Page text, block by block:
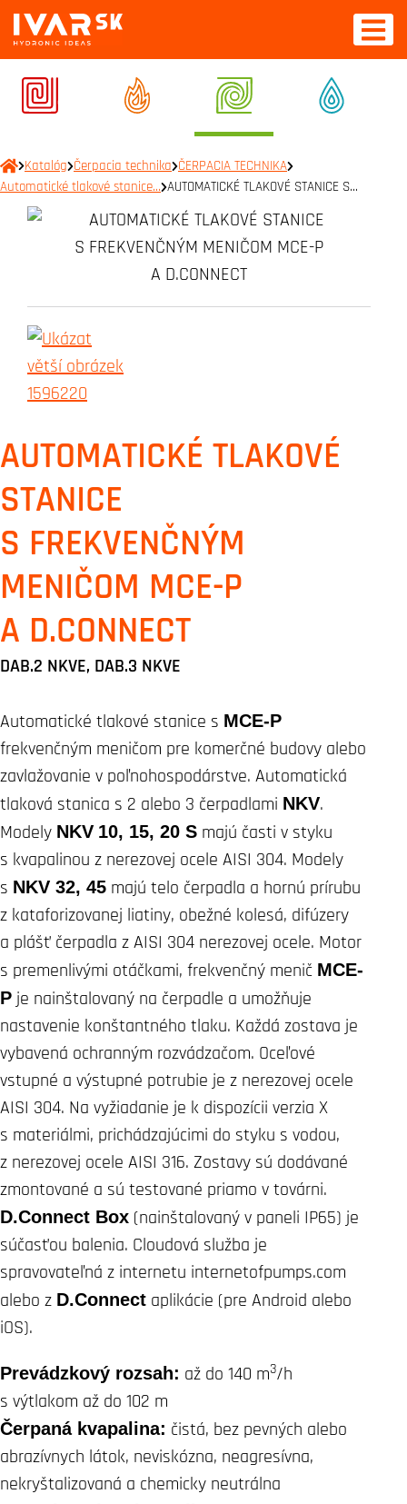
Katalóg Čerpacia technika ČERPACIA TECHNIKA
Automatické tlakové stanice… AUTOMATICKÉ TLAKOVÉ STANICE S…
AUTOMATICKÉ TLAKOVÉ
STANICE
S FREKVENČNÝM
MENIČOM MCE-P
A D.CONNECT
DAB.2 NKVE, DAB.3 NKVE
Automatické tlakové stanice s MCE-P
frekvenčným meničom pre komerčné budovy alebo
zavlažovanie v poľnohospodárstve. Automatická
tlaková stanica s 2 alebo 3 čerpadlami NKV.
Modely NKV 10, 15, 20 S majú časti v styku
s kvapalinou z nerezovej ocele AISI 304. Modely
s NKV 32, 45 majú telo čerpadla a hornú prírubu
z kataforizovanej liatiny, obežné kolesá, difúzery
a plášť čerpadla z AISI 304 nerezovej ocele. Motor
s premenlivými otáčkami, frekvenčný menič MCE-
P je nainštalovaný na čerpadle a umožňuje
nastavenie konštantného tlaku. Každá zostava je
vybavená ochranným rozvádzačom. Oceľové
vstupné a výstupné potrubie je z nerezovej ocele
AISI 304. Na vyžiadanie je k dispozícii verzia X
s materiálmi, prichádzajúcimi do styku s vodou,
z nerezovej ocele AISI 316. Zostavy sú dodávané
zmontované a sú testované priamo v továrni.
D.Connect Box (nainštalovaný v paneli IP65) je
súčasťou balenia. Cloudová služba je
spravovateľná z internetu internetofpumps.com
alebo z D.Connect aplikácie (pre Android alebo
iOS).
Prevádzkový rozsah: až do 140 m3/h
s výtlakom až do 102 m
Čerpaná kvapalina: čistá, bez pevných alebo
abrazívnych látok, neviskózna, neagresívna,
nekryštalizovaná a chemicky neutrálna